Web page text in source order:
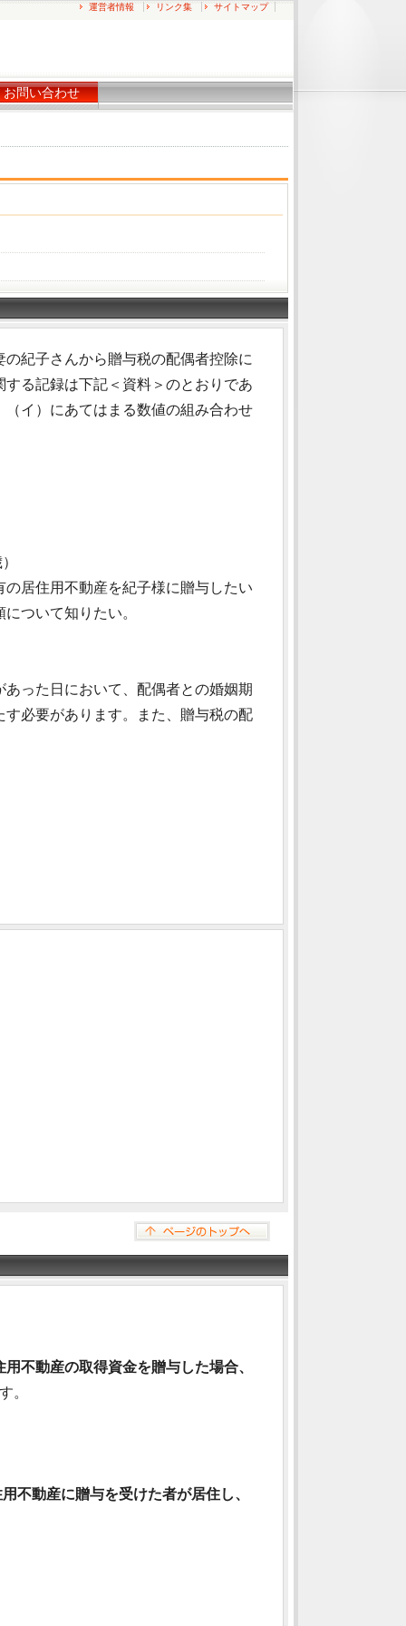
運営者情報 リンク集 サイトマップ
お問い合わせ
紀子さんから贈与税の配偶者控除に
る記録は下記＜資料＞のとおりであ
イ）にあてはまる数値の組み合わせ
居住用不動産を紀子様に贈与したい
ついて知りたい。
った日において、配偶者との婚姻期
必要があります。また、贈与税の配
不動産の取得資金を贈与した場合、
。
不動産に贈与を受けた者が居住し、